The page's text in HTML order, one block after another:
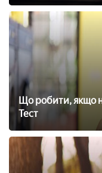
Що робити, якщо
Тест